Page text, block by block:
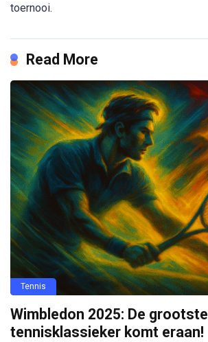
toernooi.
Read More
Tennis
Wimbledon 2025: De grootste
tennisklassieker komt eraan!